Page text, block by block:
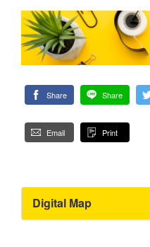
Share Share
Email Print
Digital Map